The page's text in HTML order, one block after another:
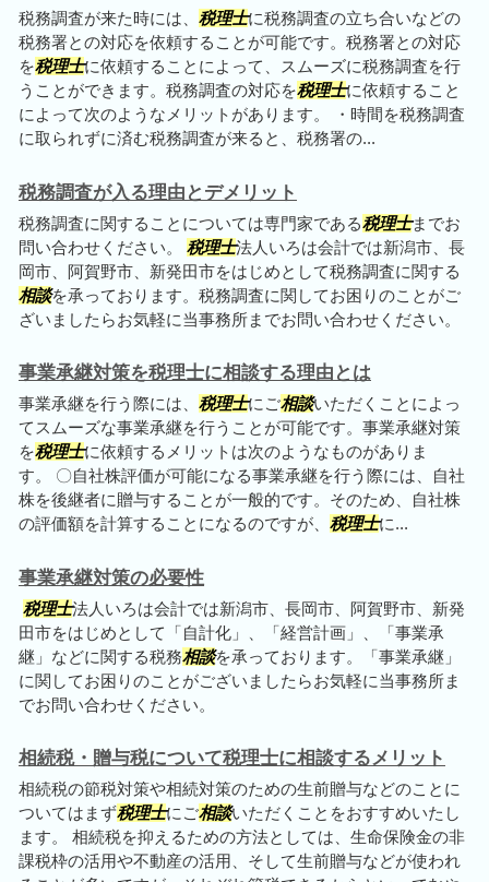
税務調査が来た時には、 税理士に税務調査の立ち合いなどの
税務署との対応を依頼することが可能です。税務署との対応
を税理士に依頼することによって、スムーズに税務調査を行
うことができます。税務調査の対応を税理士に依頼すること
によって次のようなメリットがあります。 ・時間を税務調査
に取られずに済む税務調査が来ると、税務署の...
税務調査が入る理由とデメリット
税務調査に関することについては専門家である税理士までお
問い合わせください。 税理士法人いろは会計では新潟市、長
岡市、阿賀野市、新発田市をはじめとして税務調査に関する
相談を承っております。税務調査に関してお困りのことがご
ざいましたらお気軽に当事務所までお問い合わせください。
事業承継対策を税理士に相談する理由とは
事業承継を行う際には、 税理士にご相談いただくことによっ
てスムーズな事業承継を行うことが可能です。事業承継対策
を税理士に依頼するメリットは次のようなものがありま
す。 〇自社株評価が可能になる事業承継を行う際には、自社
株を後継者に贈与することが一般的です。そのため、自社株
の評価額を計算することになるのですが、 税理士に...
事業承継対策の必要性
税理士法人いろは会計では新潟市、長岡市、阿賀野市、新発
田市をはじめとして「自計化」、「経営計画」、「事業承
継」などに関する税務相談を承っております。「事業承継」
に関してお困りのことがございましたらお気軽に当事務所ま
でお問い合わせください。
相続税・贈与税について税理士に相談するメリット
相続税の節税対策や相続対策のための生前贈与などのことに
ついてはまず税理士にご相談いただくことをおすすめいたし
ます。 相続税を抑えるための方法としては、生命保険金の非
課税枠の活用や不動産の活用、そして生前贈与などが使われ